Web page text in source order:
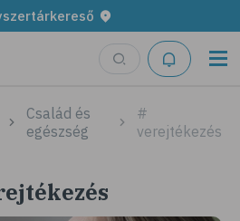
Család és
egészség
#
verejtékezés